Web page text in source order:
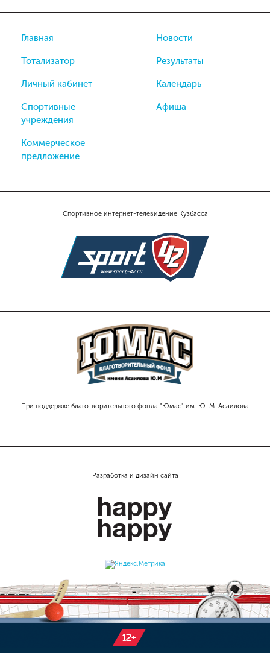
Спортивное интернет-телевидение Кузбасса
При поддержке благотворительного фонда "Юмас" им. Ю. М. Асаилова
Главная
Тотализатор
Личный кабинет
Спортивные
учреждения
Коммерческое
предложение
Новости
Результаты
Календарь
Афиша
Разработка и дизайн сайта
12+